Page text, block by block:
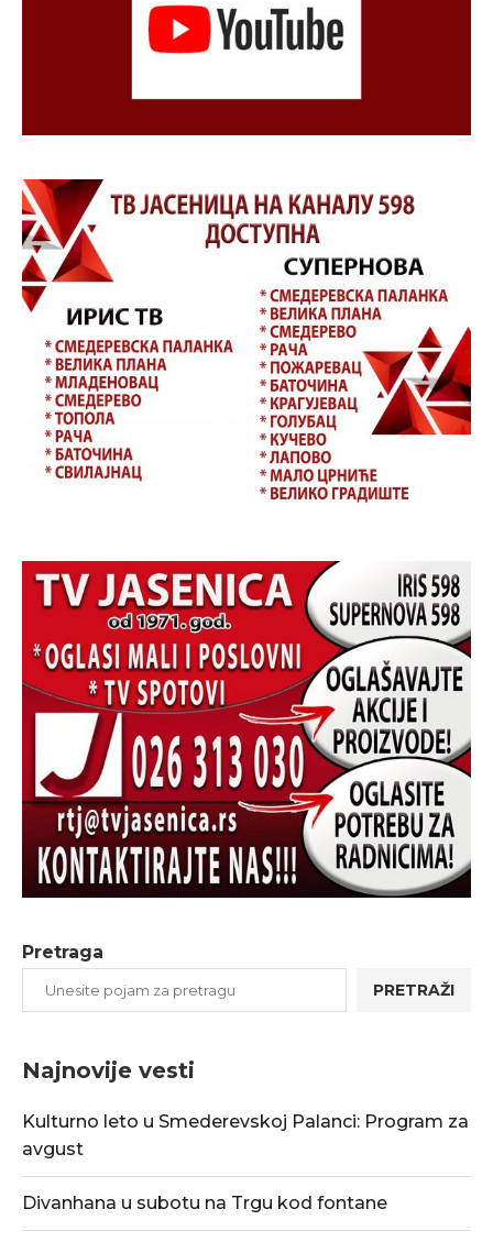
Pretraga
PRETRAŽI
Najnovije vesti
Kulturno leto u Smederevskoj Palanci: Program za
avgust
Divanhana u subotu na Trgu kod fontane